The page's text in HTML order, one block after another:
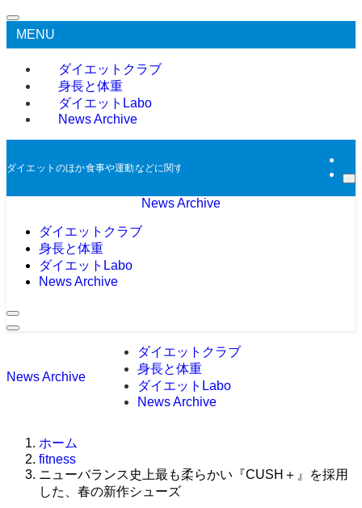
MENU
ダイエットクラブ
身長と体重
ダイエットLabo
News Archive
ダイエットのほか食事や運動などに関する過去のニュースをアーカイブとして
News Archive
ダイエットクラブ
身長と体重
ダイエットLabo
News Archive
News Archive
ダイエットクラブ
身長と体重
ダイエットLabo
News Archive
ホーム
fitness
ニューバランス史上最も柔らかい『CUSH＋』を採用
した、春の新作シューズ